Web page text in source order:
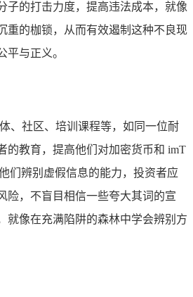
子的打击力度，提高违法成本，就像
重的枷锁，从而有效遏制这种不良现
平与正义。
、社区、培训课程等，如同一位耐
的教育，提高他们对加密货币和 imT
们辨别虚假信息的能力，投资者应
险，不盲目相信一些夸大其词的宣
就像在充满陷阱的森林中学会辨别方